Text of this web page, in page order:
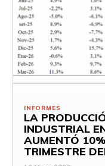
INFORMES
LA
INDUSTRIAL
AUMENTÓ
TRIMESTRE